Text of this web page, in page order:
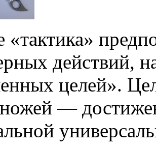
«тактика»
действий,
целей».
—